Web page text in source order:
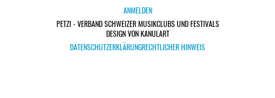
ANMELDEN
PETZI - VERBAND SCHWEIZER MUSIKCLUBS UND FESTIVALS
DESIGN VON KANULART
DATENSCHUTZERKLÄRUNGRECHTLICHER HINWEIS